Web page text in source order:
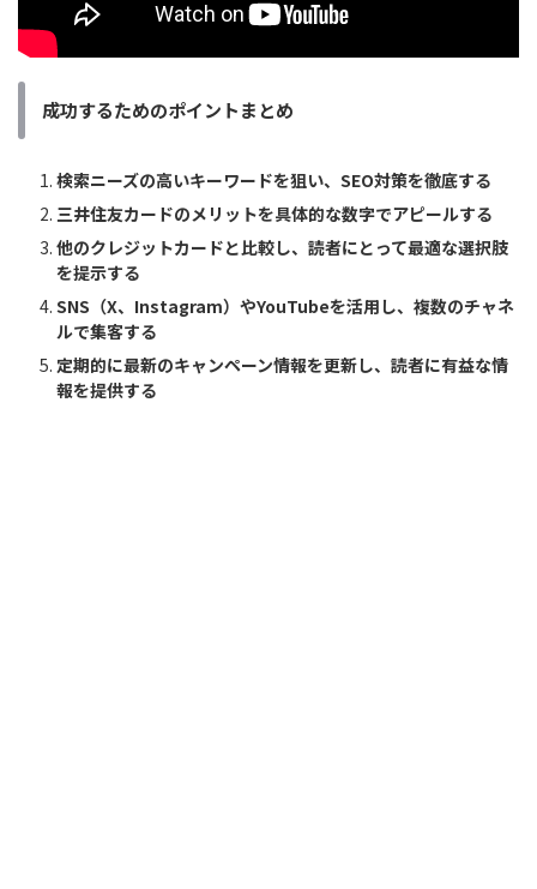
成功するためのポイントまとめ
検索ニーズの高いキーワードを狙い、SEO対策を徹底する
三井住友カードのメリットを具体的な数字でアピールする
他のクレジットカードと比較し、読者にとって最適な選択肢
を提示する
SNS（X、Instagram）やYouTubeを活用し、複数のチャネ
ルで集客する
定期的に最新のキャンペーン情報を更新し、読者に有益な情
報を提供する